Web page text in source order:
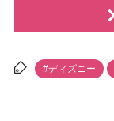
#ディズニー